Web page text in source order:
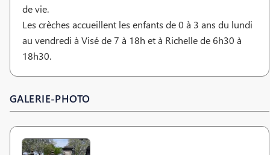
de vie.
Les crèches accueillent les enfants de 0 à 3 ans du lundi
au vendredi à Visé de 7 à 18h et à Richelle de 6h30 à
18h30.
GALERIE-PHOTO